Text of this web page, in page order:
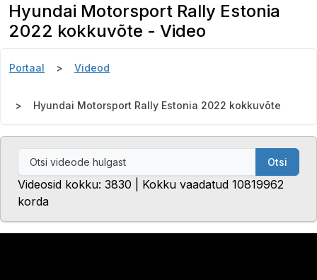
Hyundai Motorsport Rally Estonia
2022 kokkuvõte - Video
Portaal Videod
Hyundai Motorsport Rally Estonia 2022 kokkuvõte
Otsi
Videosid kokku: 3830 | Kokku vaadatud 10819962
korda